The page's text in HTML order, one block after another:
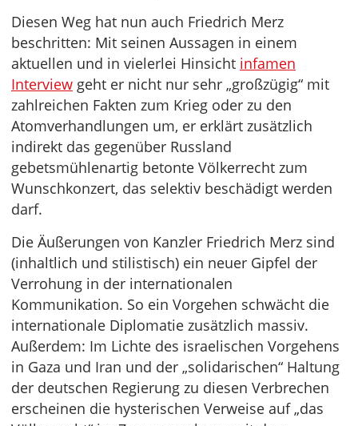
Diesen Weg hat nun auch Friedrich Merz
beschritten: Mit seinen Aussagen in einem
aktuellen und in vielerlei Hinsicht infamen
Interview geht er nicht nur sehr „großzügig“ mit
zahlreichen Fakten zum Krieg oder zu den
Atomverhandlungen um, er erklärt zusätzlich
indirekt das gegenüber Russland
gebetsmühlenartig betonte Völkerrecht zum
Wunschkonzert, das selektiv beschädigt werden
darf.
Die Äußerungen von Kanzler Friedrich Merz sind
(inhaltlich und stilistisch) ein neuer Gipfel der
Verrohung in der internationalen
Kommunikation. So ein Vorgehen schwächt die
internationale Diplomatie zusätzlich massiv.
Außerdem: Im Lichte des israelischen Vorgehens
in Gaza und Iran und der „solidarischen“ Haltung
der deutschen Regierung zu diesen Verbrechen
erscheinen die hysterischen Verweise auf „das